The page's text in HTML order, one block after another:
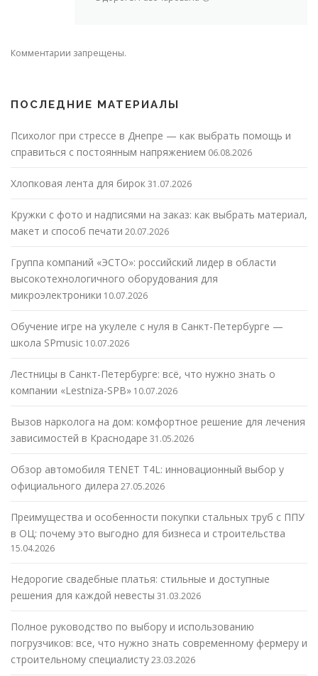
Комментарии запрещены.
ПОСЛЕДНИЕ МАТЕРИАЛЫ
Психолог при стрессе в Днепре — как выбрать помощь и
справиться с постоянным напряжением 06.08.2026
Хлопковая лента для бирок31.07.2026
Кружки с фото и надписями на заказ: как выбрать материал,
макет и способ печати 20.07.2026
Группа компаний «ЭСТО»: российский лидер в области
высокотехнологичного оборудования для
микроэлектроники 10.07.2026
Обучение игре на укулеле с нуля в Санкт-Петербурге —
школа SPmusic 10.07.2026
Лестницы в Санкт-Петербурге: всё, что нужно знать о
компании «Lestniza-SPB» 10.07.2026
Вызов нарколога на дом: комфортное решение для лечения
зависимостей в Краснодаре 31.05.2026
Обзор автомобиля TENET T4L: инновационный выбор у
официального дилера 27.05.2026
Преимущества и особенности покупки стальных труб с ППУ
в ОЦ: почему это выгодно для бизнеса и строительства
15.04.2026
Недорогие свадебные платья: стильные и доступные
решения для каждой невесты 31.03.2026
Полное руководство по выбору и использованию
погрузчиков: все, что нужно знать современному фермеру и
строительному специалисту23.03.2026